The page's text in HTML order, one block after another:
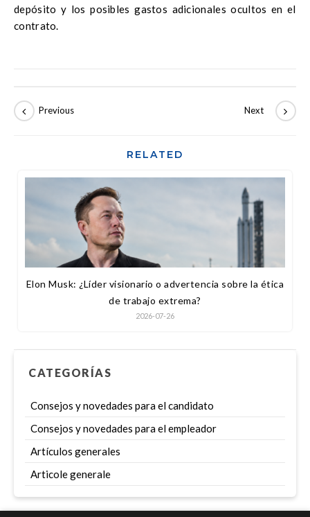
depósito y los posibles gastos adicionales ocultos en el
contrato.
RELATED
Elon Musk: ¿Líder visionario o advertencia sobre la ética
de trabajo extrema?
2026-07-26
CATEGORÍAS
Consejos y novedades para el candidato
Consejos y novedades para el empleador
Artículos generales
Articole generale